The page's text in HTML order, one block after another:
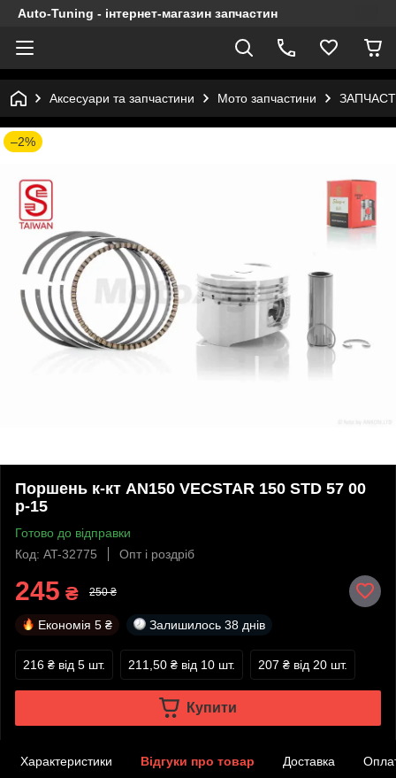
Auto-Tuning - інтернет-магазин запчастин
Аксесуари та запчастини Мото запчастини
–2%
Поршень к-кт AN150 VECSTAR 150 STD 57 00
p-15
Готово до відправки
Код: AT-32775
Опт і роздріб
245 ₴ 250 ₴
Економія 5 ₴ Залишилось 38 днів
216 ₴ від 5 шт. 211,50 ₴ від 10 шт. 207 ₴ від 20 шт.
Купити
Характеристики Відгуки про товар Доставка